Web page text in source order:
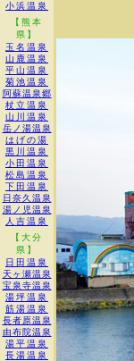
小浜温泉
【熊本
県】
玉名温泉
山鹿温泉
平山温泉
菊池温泉
阿蘇温泉郷
杖立温泉
山川温泉
岳ノ湯温泉
はげの湯
黒川温泉
小田温泉
松島温泉
下田温泉
日奈久温泉
湯ノ児温泉
人吉温泉
【大分
県】
日田温泉
天ヶ瀬温泉
宝泉寺温泉
湯坪温泉
筋湯温泉
長者原温泉
由布院温泉
湯平温泉
長湯温泉